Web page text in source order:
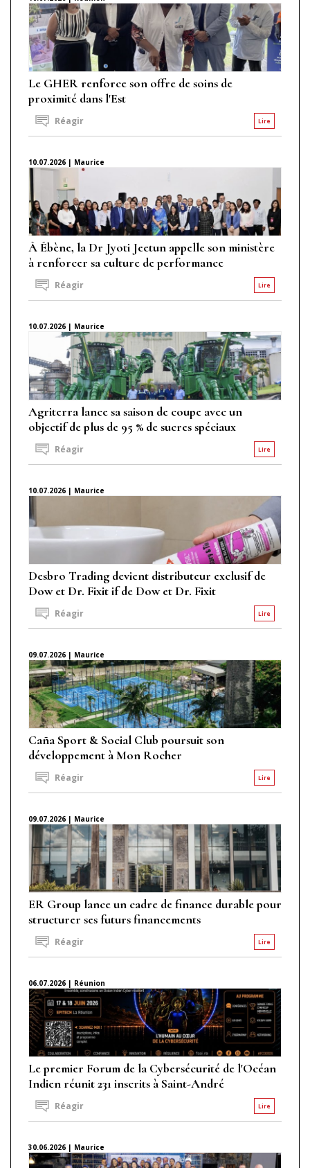
Le GHER renforce son offre de soins de
proximité dans l'Est
Lire
Réagir
10.07.2026 | Maurice
À Ébène, la Dr Jyoti Jeetun appelle son ministère
à renforcer sa culture de performance
Lire
Réagir
10.07.2026 | Maurice
Agriterra lance sa saison de coupe avec un
objectif de plus de 95 % de sucres spéciaux
Lire
Réagir
10.07.2026 | Maurice
Desbro Trading devient distributeur exclusif de
Dow et Dr. Fixit if de Dow et Dr. Fixit
Lire
Réagir
09.07.2026 | Maurice
Caña Sport & Social Club poursuit son
développement à Mon Rocher
Lire
Réagir
09.07.2026 | Maurice
ER Group lance un cadre de finance durable pour
structurer ses futurs financements
Lire
Réagir
06.07.2026 | Réunion
Le premier Forum de la Cybersécurité de l'Océan
Indien réunit 231 inscrits à Saint-André
Lire
Réagir
30.06.2026 | Maurice